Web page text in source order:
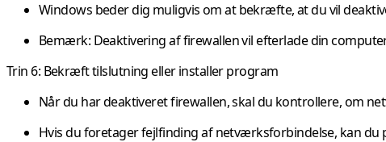
Windows beder dig muligvis om at bekræfte, at du vil
Bemærk: Deaktivering af firewallen vil efterlade din
Trin 6: Bekræft tilslutning eller installer program
Når du har deaktiveret firewallen, skal du kontrollere, om
Hvis du foretager fejlfinding af netværksforbindelse, kan